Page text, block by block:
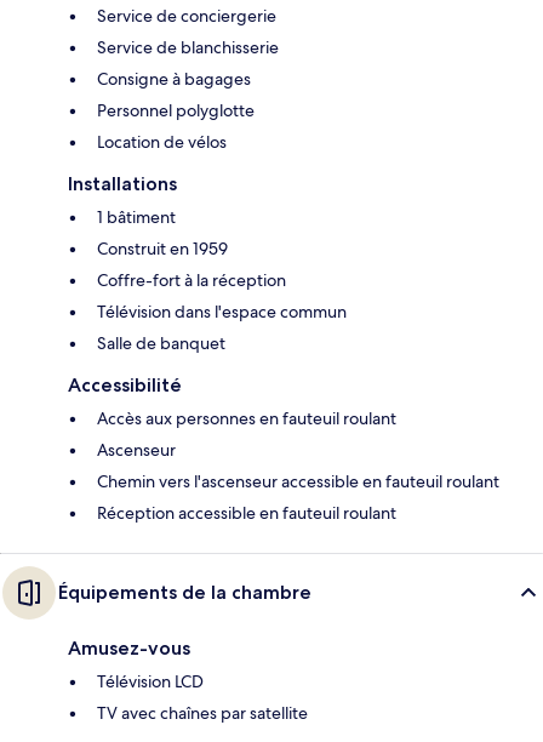
Service de conciergerie
Service de blanchisserie
Consigne à bagages
Personnel polyglotte
Location de vélos
Installations
1 bâtiment
Construit en 1959
Coffre-fort à la réception
Télévision dans l'espace commun
Salle de banquet
Accessibilité
Accès aux personnes en fauteuil roulant
Ascenseur
Chemin vers l'ascenseur accessible en fauteuil roulant
Réception accessible en fauteuil roulant
Équipements de la chambre
Amusez-vous
Télévision LCD
TV avec chaînes par satellite